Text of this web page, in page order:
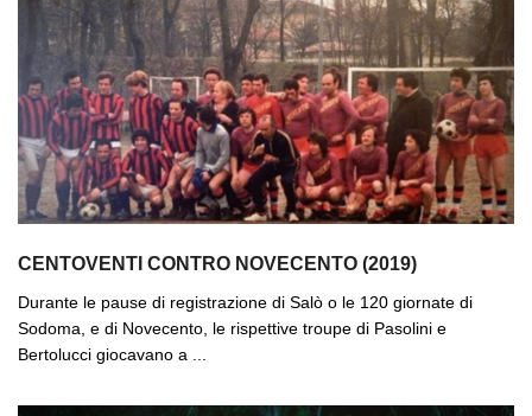
CENTOVENTI CONTRO NOVECENTO (2019)
Durante le pause di registrazione di Salò o le 120 giornate di
Sodoma, e di Novecento, le rispettive troupe di Pasolini e
Bertolucci giocavano a ...